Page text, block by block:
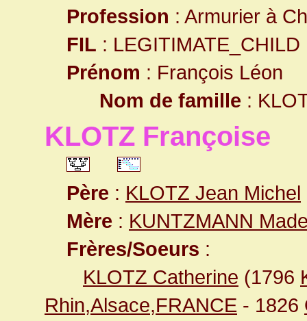
Profession : Armurier à
FIL : LEGITIMATE_CHILD
Prénom : François Léon
Nom de famille :
KLOTZ Françoise
Père : KLOTZ Jean Michel
Mère : KUNTZMANN
Frères/Soeurs :
KLOTZ Catherine (1796
Rhin,Alsace,FRANCE - 1826